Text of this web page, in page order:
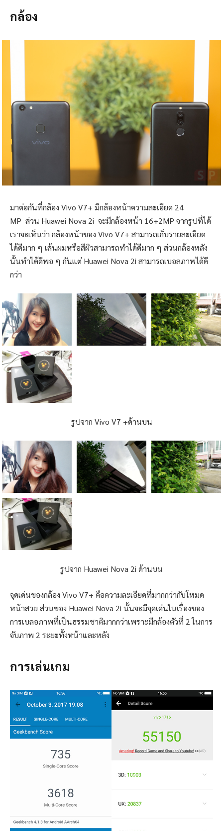
กล้อง
มาต่อกันที่กล้อง Vivo V7+ มีกล้องหน้าความละเอียด 24
MP ส่วน Huawei Nova 2i จะมีกล้องหน้า 16+2MP จากรูปที่ได้
เราจะเห็นว่า กล้องหน้าของ Vivo V7+ สามารถเก็บรายละเอียด
ได้ดีมาก ๆ เส้นผมหรือสีผิวสามารถทำได้ดีมาก ๆ ส่วนกล้องหลัง
นั้นทำได้ดีพอ ๆ กันแต่ Huawei Nova 2i สามารถเบอลภาพได้ดี
กว่า
รูปจาก Vivo V7 +ด้านบน
รูปจาก Huawei Nova 2i ด้านบน
จุดเด่นของกล้อง Vivo V7+ คือความละเอียดที่มากกว่ากับโหมด
หน้าสวย ส่วนของ Huawei Nova 2i นั้นจะมีจุดเด่นในเรื่องของ
การเบลอภาพที่เป็นธรรมชาติมากกว่าเพราะมีกล้องตัวที่ 2 ในการ
จับภาพ 2 ระยะทั้งหน้าและหลัง
การเล่นเกม